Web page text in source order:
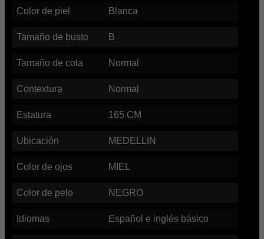
Color de piel Blanca
Tamaño de busto B
Tamaño de cola Normal
Contextura Normal
Estatura 165 CM
Ubicación MEDELLIN
Color de ojos MIEL
Color de pelo NEGRO
Idiomas Español e inglés básico